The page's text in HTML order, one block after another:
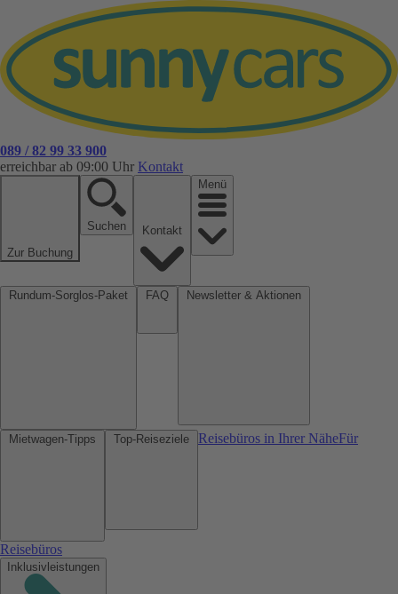
089 / 82 99 33 900
erreichbar ab 09:00 Uhr Kontakt
Zur Buchung
Suchen
Menü
Reisebüros in Ihrer NäheFür
Reisebüros
Inklusivleistungen